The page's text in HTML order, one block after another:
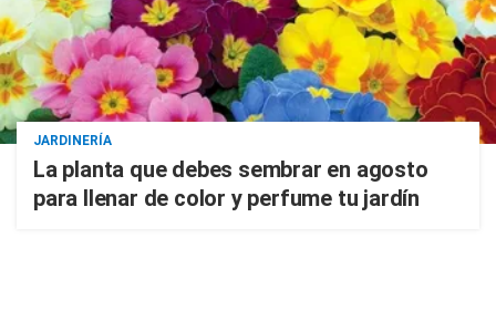
JARDINERÍA
La planta que debes sembrar en agosto
para llenar de color y perfume tu jardín